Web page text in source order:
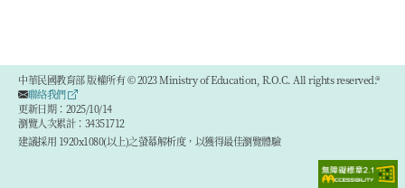
中華民國教育部 版權所有 © 2023 Ministry of Education, R.O.C. All rights reserved.®
聯絡我們
更新日期：2025/10/14
瀏覽人次累計：34351712
建議採用 1920x1080(以上)之螢幕解析度，以獲得最佳瀏覽體驗